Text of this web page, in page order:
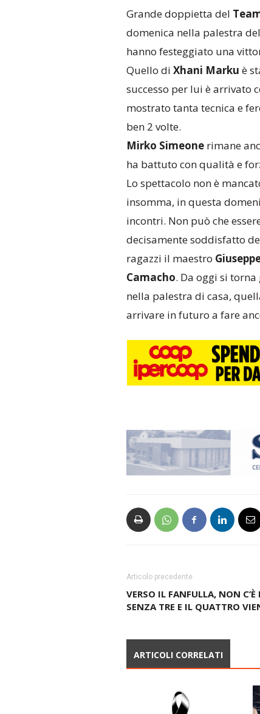
Grande doppietta del
domenica nella palestra
hanno festeggiato una
Quello di Xhani Marku è
successo per lui è arrivato
mostrato tanta tecnica e
ben 2 volte.
Mirko Simeonerimane
ha battuto con qualità e
Lo spettacolo non è
insomma, in questa
incontri. Non può che
decisamente soddisfatto
ragazzi il maestro
Camacho. Da oggi si torna
nella palestra di casa,
arrivare in futuro a fare
Articolo precedente
VERSO IL FANFULLA, NON C’È
SENZA TRE E IL QUATTRO
ARTICOLI CORRELATI